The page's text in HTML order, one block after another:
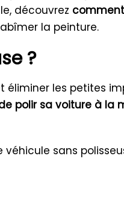
découvrez
la peinture.
?
les petites
polir sa voiture à la
véhicule sans